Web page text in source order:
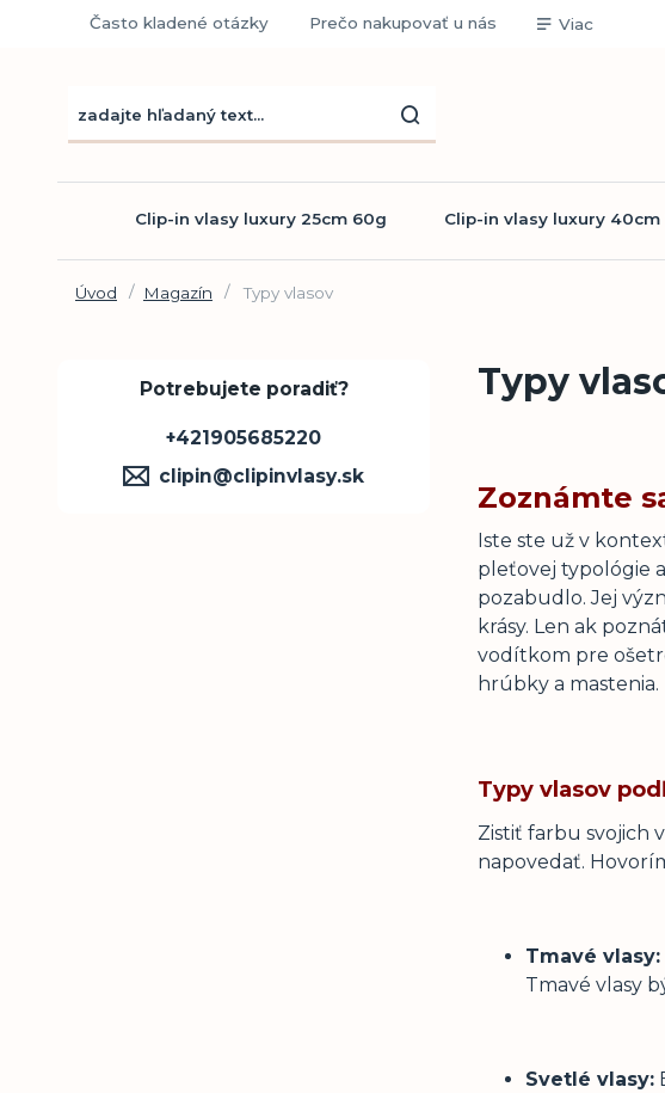
Často kladené otázky Prečo nakupovať u nás Viac
Clip-in vlasy luxury 25cm 60g Clip-in vlasy luxury 40cm
Úvod Magazín Typy vlasov
Typy
Zoznámte
Iste ste už v
pleťovej typológie
pozabudlo. Jej
krásy. Len ak
vodítkom pre
hrúbky a mastenia.
Typy vlasov
Zistiť farbu svojich
napovedať.
Tmavé vlasy:
Tmavé vlasy
Svetlé vlasy:
Potrebujete poradiť?
+421905685220
clipin@clipinvlasy.sk